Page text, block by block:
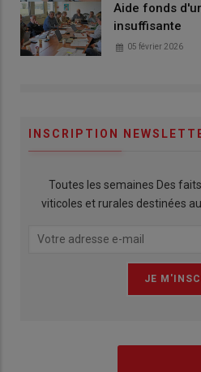
Aide fonds
insuffisante
05 février 2026
INSCRIPTION
Toutes les semaines Des
viticoles et rurales destinées